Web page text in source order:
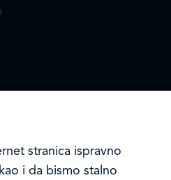
stranica ispravno
i da bismo stalno
NA STRANICI